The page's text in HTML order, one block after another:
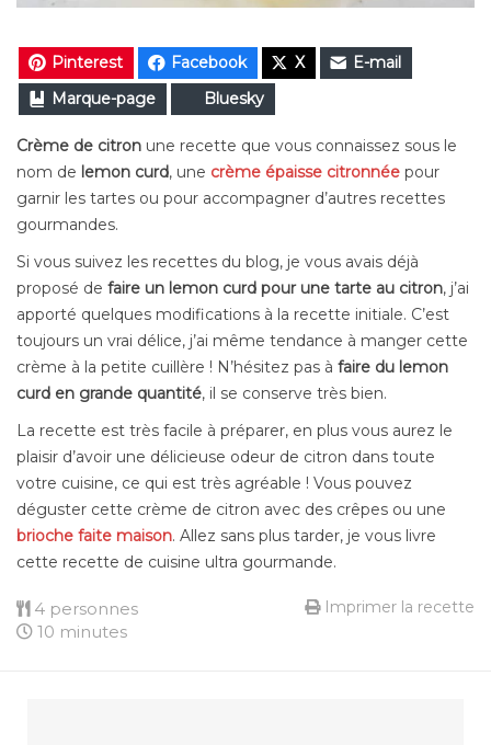
Pinterest Facebook X
E-mail
Marque-page
Bluesky
Crème de citron une recette que vous connaissez sous le
nom de lemon curd, une crème épaisse citronnée pour
garnir les tartes ou pour accompagner d’autres recettes
gourmandes.
Si vous suivez les recettes du blog, je vous avais déjà
proposé de faire un lemon curd pour une tarte au citron, j’ai
apporté quelques modifications à la recette initiale. C’est
toujours un vrai délice, j’ai même tendance à manger cette
crème à la petite cuillère ! N’hésitez pas à faire du lemon
curd en grande quantité, il se conserve très bien.
La recette est très facile à préparer, en plus vous aurez le
plaisir d’avoir une délicieuse odeur de citron dans toute
votre cuisine, ce qui est très agréable ! Vous pouvez
déguster cette crème de citron avec des crêpes ou une
brioche faite maison. Allez sans plus tarder, je vous livre
cette recette de cuisine ultra gourmande.
4 personnes
10 minutes
Imprimer la recette